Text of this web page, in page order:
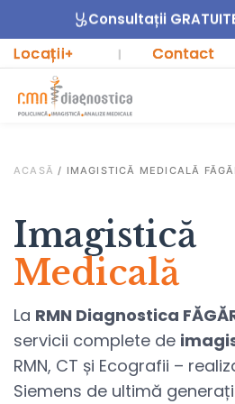
Consultații
Locații+ | Contact
ACASĂ / IMAGISTICĂ MEDICALĂ
Imagistică
Medicală
La RMN Diagnostica
servicii complete de
RMN, CT și Ecografii –
Siemens de ultimă